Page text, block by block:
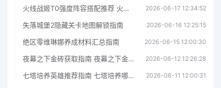
火线战姬T0强度阵容搭配推荐 火线战姬T0强度阵容哪个好 2026-06-17 12:34:52
失落城堡2隐藏关卡地图解锁指南 2026-06-16 12:25:15
绝区零维琳娜养成材料汇总指南 2026-06-15 12:00:30
夜幕之下金砖获取指南 夜幕之下金砖获取方法 2026-06-12 12:26:28
七塔培养英雄推荐指南 七塔培养哪个英雄好 2026-06-11 12:00:31